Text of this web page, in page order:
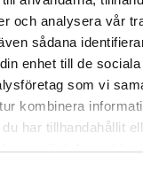
och analysera vår
sådana
enhet till de
som vi
kombinera
har tillhandahållit
använt deras